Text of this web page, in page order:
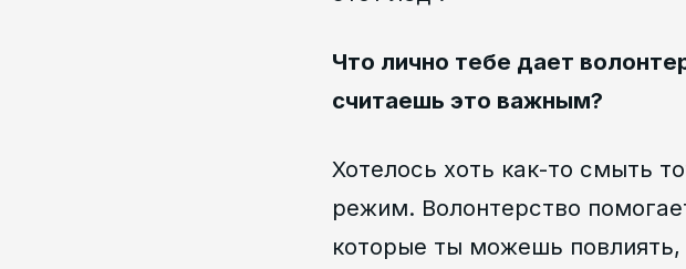
Что лично тебе дает
считаешь это важным?
Хотелось хоть как-то смыть
режим. Волонтерство
которые ты можешь